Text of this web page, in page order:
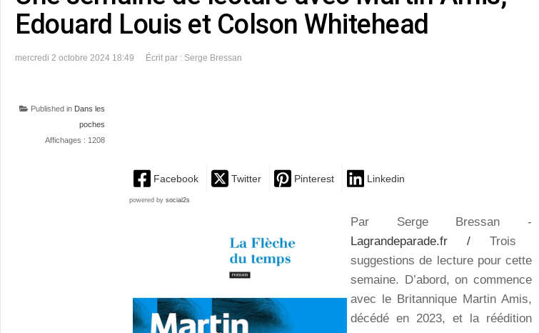
Edouard Louis et Colson Whitehead
mercredi 2 octobre 2024 18:49 Écrit par : Serge Bressan
Published in Dans les
poches
Affichages : 1208
Facebook Twitter Pinterest Linkedin
powered by social2s
Par Serge Bressan -
Lagrandeparade.fr / Trois
suggestions de lecture pour cette
semaine. D’abord, on commence
avec le Britannique Martin Amis,
décédé en 2023, et la réédition